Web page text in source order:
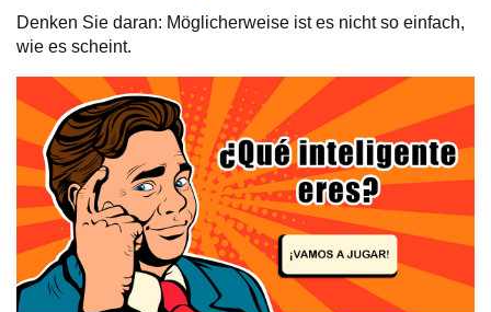
Denken Sie daran: Möglicherweise ist es nicht so einfach,
wie es scheint.